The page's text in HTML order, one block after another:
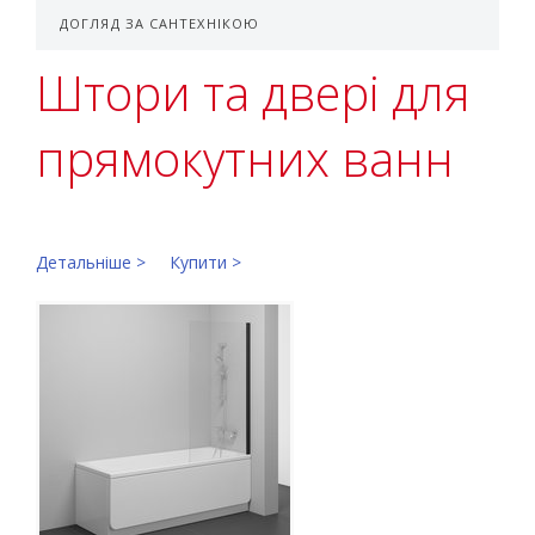
ДОГЛЯД ЗА САНТЕХНІКОЮ
Штори та двері для
прямокутних ванн
Детальніше > Купити >